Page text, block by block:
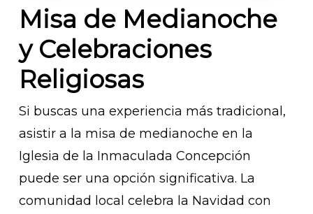
Misa de Medianoche
y Celebraciones
Religiosas
Si buscas una experiencia más tradicional,
asistir a la misa de medianoche en la
Iglesia de la Inmaculada Concepción
puede ser una opción significativa. La
comunidad local celebra la Navidad con